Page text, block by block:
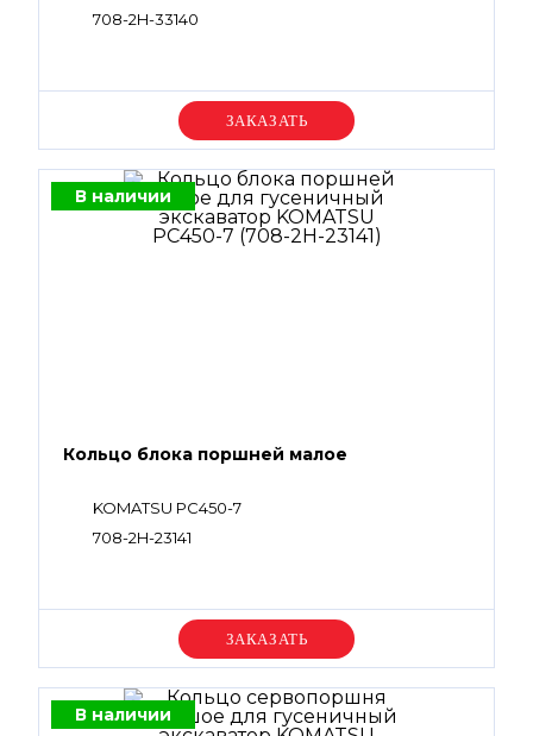
708-2H-33140
Уточняйте цену
В наличии
Кольцо блока поршней малое
KOMATSU PC450-7
708-2H-23141
Уточняйте цену
В наличии